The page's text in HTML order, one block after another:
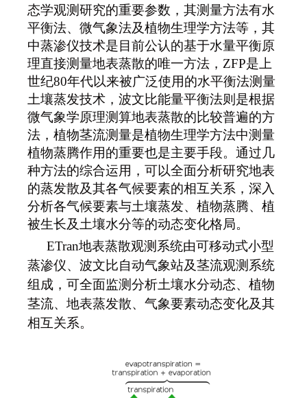
态学观测研究的重要参数，其测量方法有水
平衡法、微气象法及植物生理学方法等，其
中蒸渗仪技术是目前公认的基于水量平衡原
理直接测量地表蒸散的唯一方法，ZFP是上
世纪80年代以来被广泛使用的水平衡法测量
土壤蒸发技术，波文比能量平衡法则是根据
微气象学原理测算地表蒸散的比较普遍的方
法，植物茎流测量是植物生理学方法中测量
植物蒸腾作用的重要也是主要手段。通过几
种方法的综合运用，可以全面分析研究地表
的蒸发散及其各气候要素的相互关系，深入
分析各气候要素与土壤蒸发、植物蒸腾、植
被生长及土壤水分等的动态变化格局。
ETran地表蒸散观测系统由可移动式小型
蒸渗仪、波文比自动气象站及茎流观测系统
组成，可全面监测分析土壤水分动态、植物
茎流、地表蒸发散、气象要素动态变化及其
相互关系。